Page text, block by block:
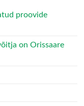
proovide
on Orissaare